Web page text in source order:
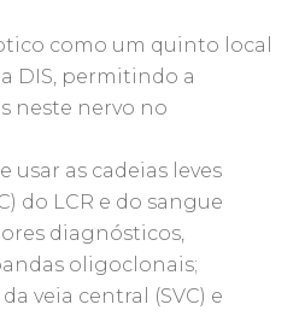
como um quinto local
DIS, permitindo a
neste nervo no
usar as cadeias leves
do LCR e do sangue
diagnósticos,
oligoclonais;
veia central (SVC) e